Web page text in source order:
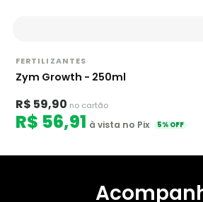
FERTILIZANTES
Zym Growth - 250ml
R$ 59,90 no cartão
R$ 56,91 à vista no Pix 5% OFF